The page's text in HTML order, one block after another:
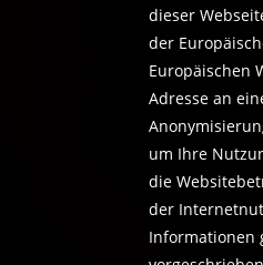
dieser
der
Europäischen
Adresse an
um Ihre
die
der
Informationen